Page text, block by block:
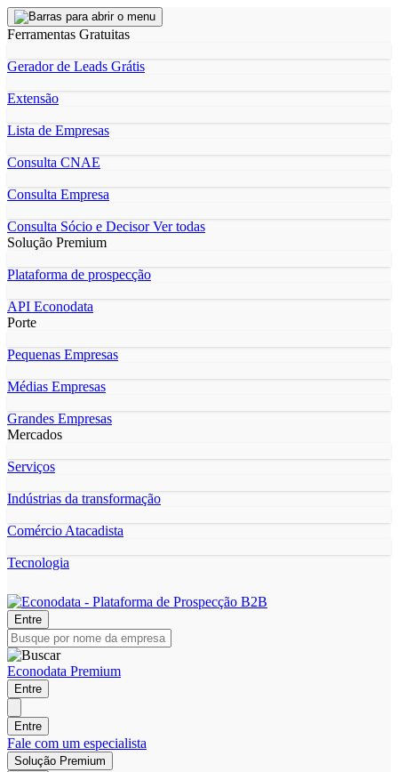
Ferramentas Gratuitas
Gerador de Leads Grátis
Extensão
Lista de Empresas
Consulta CNAE
Consulta Empresa
Consulta Sócio e DecisorVer todas
Solução Premium
Plataforma de prospecção
API Econodata
Porte
Pequenas Empresas
Médias Empresas
Grandes Empresas
Mercados
Serviços
Indústrias da transformação
Comércio Atacadista
Tecnologia
Entre
Econodata Premium
Entre
Entre
Fale com um especialista
Solução Premium